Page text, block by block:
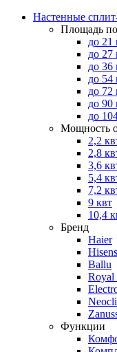
Настенные
Площадь
до 21
до 27
до 36
до 54
до 72
до 90
до
Мощность
2,2
2,8
3,6
5,4
7,2
9 квт
10,4
Бренд
Haier
Ballu
Royal
Функции